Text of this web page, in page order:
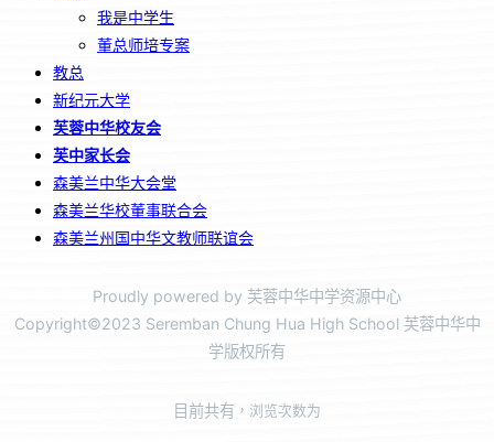
我是中学生
董总师培专案
教总
新纪元大学
芙蓉中华校友会
芙中家长会
森美兰中华大会堂
森美兰华校董事联合会
森美兰州国中华文教师联谊会
Proudly powered by 芙蓉中华中学资源中心
Copyright©2023 Seremban Chung Hua High School 芙蓉中华中
学版权所有
目前共有 ，浏览次数为